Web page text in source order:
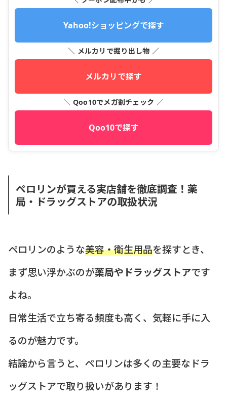
Yahoo!ショッピングで探す
＼ メルカリで掘り出し物 ／
メルカリで探す
＼ Qoo10でメガ割チェック ／
Qoo10で探す
ペロリンが買える実店舗を徹底調査！薬
局・ドラッグストアの取扱状況
ペロリンのような美容・衛生用品を探すとき、
まず思い浮かぶのが薬局やドラッグストアです
よね。
日常生活で立ち寄る頻度も高く、気軽に手に入
るのが魅力です。
結論から言うと、ペロリンは多くの主要なドラ
ッグストアで取り扱いがあります！